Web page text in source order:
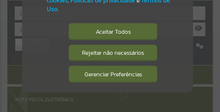
Por favor, aguarde...
Cadastre-se|Recuperar Senha
ACESSAR SEM LOGIN
NOTA FISCAL ELETRÔNICA
Uso.
Aceitar Todos
Rejeitar não necessários
Gerenciar Preferências
Isto significa que diversos recursos
providenciados poderão não estar